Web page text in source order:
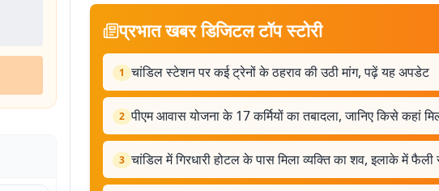
प्रभात खबर डिजिटल टॉप स्टोरी
1 चांडिल स्टेशन पर कई ट्रेनों के ठहराव की उठी मांग, पढ़ें यह अपडेट
2 पीएम आवास योजना के 17 कर्मियों का तबादला, जानिए किसे कहां
3 चांडिल में गिरधारी होटल के पास मिला व्यक्ति का शव, इलाके में